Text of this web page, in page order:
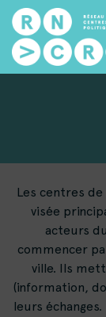
Les centres
visée
acteurs
commencer
ville. Ils
(information,
leurs